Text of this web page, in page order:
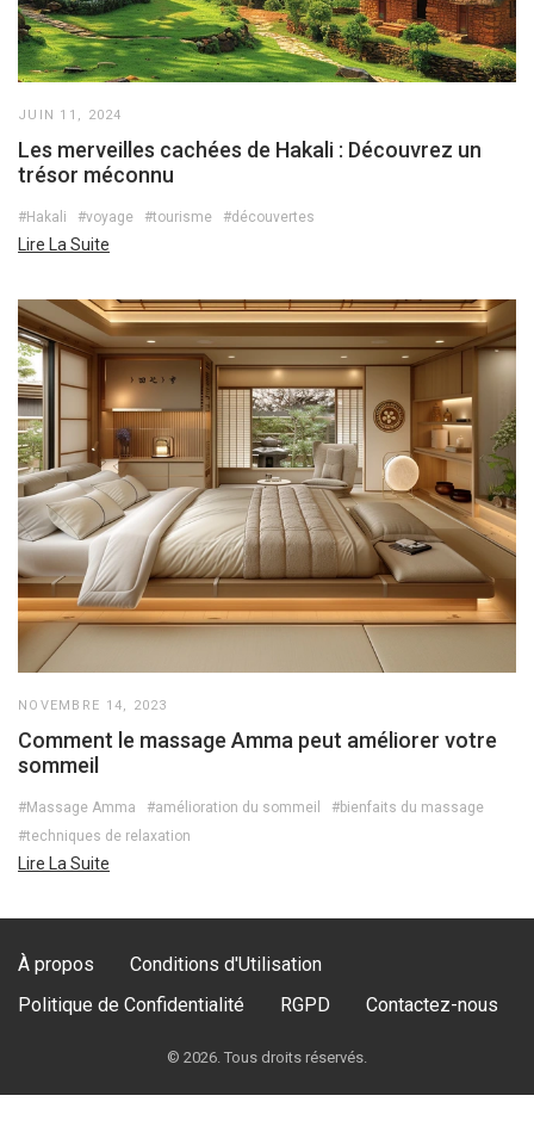
JUIN 11, 2024
Les merveilles cachées de Hakali : Découvrez un
trésor méconnu
#Hakali #voyage #tourisme #découvertes
Lire La Suite
NOVEMBRE 14, 2023
Comment le massage Amma peut améliorer votre
sommeil
#Massage Amma #amélioration du sommeil
#bienfaits du massage
#techniques de relaxation
Lire La Suite
À propos
Conditions d'Utilisation
Politique de Confidentialité
RGPD Contactez-nous
© 2026. Tous droits réservés.